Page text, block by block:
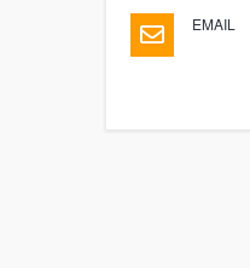
EMAIL